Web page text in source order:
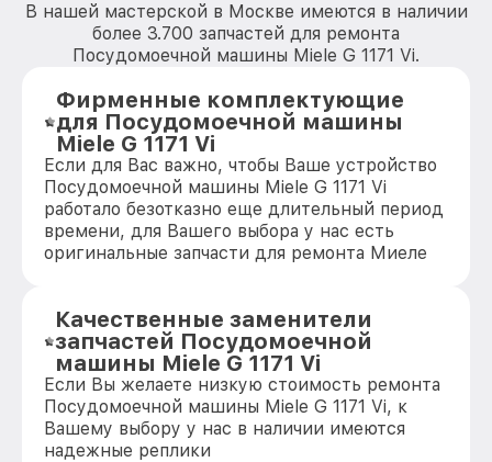
В нашей мастерской в Москве имеются в наличии
более 3.700 запчастей для ремонта
Посудомоечной машины Miele G 1171 Vi.
Фирменные комплектующие
для Посудомоечной машины
Miele G 1171 Vi
Если для Вас важно, чтобы Ваше устройство
Посудомоечной машины Miele G 1171 Vi
работало безотказно еще длительный период
времени, для Вашего выбора у нас есть
оригинальные запчасти для ремонта Миеле
Качественные заменители
запчастей Посудомоечной
машины Miele G 1171 Vi
Если Вы желаете низкую стоимость ремонта
Посудомоечной машины Miele G 1171 Vi, к
Вашему выбору у нас в наличии имеются
надежные реплики